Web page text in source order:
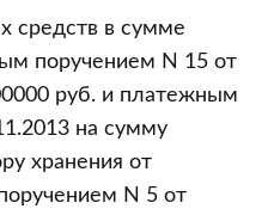
средств в сумме
поручением N 15 от
руб. и платежным
на сумму
хранения от
N 5 от